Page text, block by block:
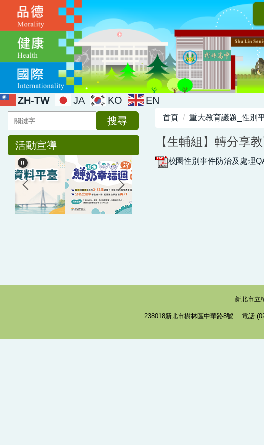
主
ZH-TW JA KO
EN
搜尋
活動宣導
首頁 重大教育議題_性別
【生輔組】轉分享
校園性別事件防治及處理
::: 新北市立
238018新北市樹林區中華路8號 電話